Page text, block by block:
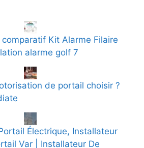
Kit Alarme Filaire
alarme golf 7
de portail choisir ?
Électrique, Installateur
Var | Installateur De